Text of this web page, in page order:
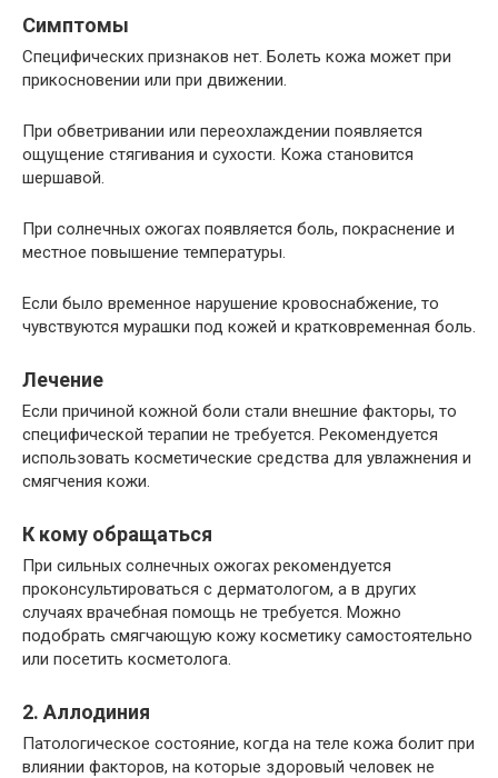
Симптомы
Специфических признаков нет. Болеть кожа может при
прикосновении или при движении.
При обветривании или переохлаждении появляется
ощущение стягивания и сухости. Кожа становится
шершавой.
При солнечных ожогах появляется боль, покраснение и
местное повышение температуры.
Если было временное нарушение кровоснабжение, то
чувствуются мурашки под кожей и кратковременная боль.
Лечение
Если причиной кожной боли стали внешние факторы, то
специфической терапии не требуется. Рекомендуется
использовать косметические средства для увлажнения и
смягчения кожи.
К кому обращаться
При сильных солнечных ожогах рекомендуется
проконсультироваться с дерматологом, а в других
случаях врачебная помощь не требуется. Можно
подобрать смягчающую кожу косметику самостоятельно
или посетить косметолога.
2. Аллодиния
Патологическое состояние, когда на теле кожа болит при
влиянии факторов, на которые здоровый человек не